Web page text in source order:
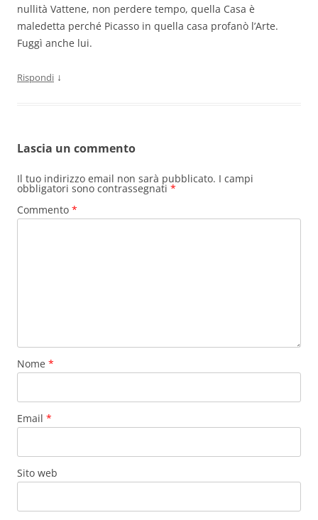
nullità Vattene, non perdere tempo, quella Casa è
maledetta perché Picasso in quella casa profanò l’Arte.
Fuggì anche lui.
Rispondi ↓
Lascia un commento
Il tuo indirizzo email non sarà pubblicato. I campi
obbligatori sono contrassegnati *
Commento *
Nome *
Email *
Sito web